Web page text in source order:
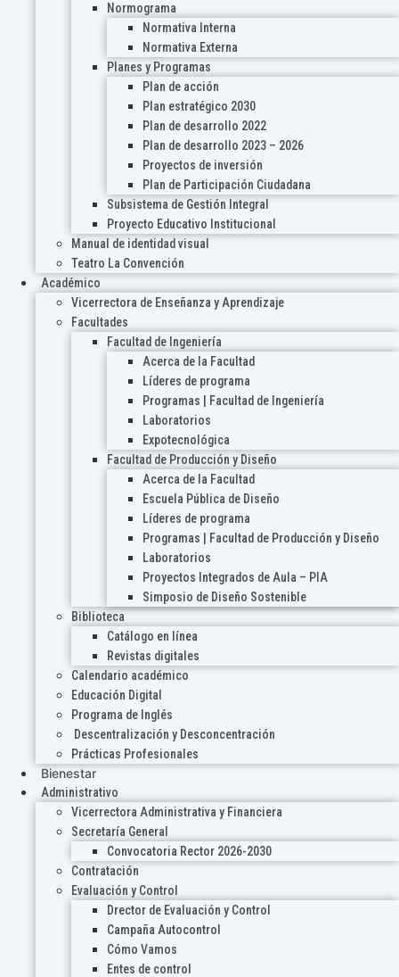
Normograma
Normativa Interna
Normativa Externa
Planes y Programas
Plan de acción
Plan estratégico 2030
Plan de desarrollo 2022
Plan de desarrollo 2023 – 2026
Proyectos de inversión
Plan de Participación Ciudadana
Subsistema de Gestión Integral
Proyecto Educativo Institucional
Manual de identidad visual
Teatro La Convención
Académico
Vicerrectora de Enseñanza y Aprendizaje
Facultades
Facultad de Ingeniería
Acerca de la Facultad
Líderes de programa
Programas | Facultad de Ingeniería
Laboratorios
Expotecnológica
Facultad de Producción y Diseño
Acerca de la Facultad
Escuela Pública de Diseño
Líderes de programa
Programas | Facultad de Producción y Diseño
Laboratorios
Proyectos Integrados de Aula – PIA
Simposio de Diseño Sostenible
Biblioteca
Catálogo en línea
Revistas digitales
Calendario académico
Educación Digital
Programa de Inglés
Descentralización y Desconcentración
Prácticas Profesionales
Bienestar
Administrativo
Vicerrectora Administrativa y Financiera
Secretaría General
Convocatoria Rector 2026-2030
Contratación
Evaluación y Control
Drector de Evaluación y Control
Campaña Autocontrol
Cómo Vamos
Entes de control